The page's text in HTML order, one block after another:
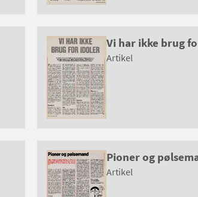
Vi har ikke brug
Artikel
Pioner og
Artikel